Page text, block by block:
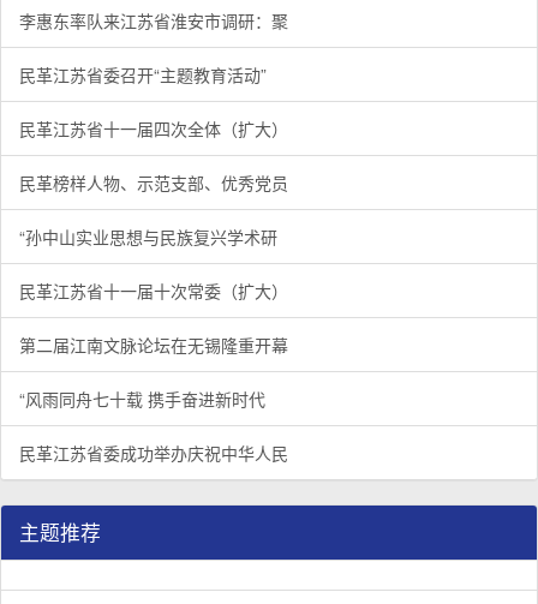
李惠东率队来江苏省淮安市调研：聚
民革江苏省委召开“主题教育活动”
民革江苏省十一届四次全体（扩大）
民革榜样人物、示范支部、优秀党员
“孙中山实业思想与民族复兴学术研
民革江苏省十一届十次常委（扩大）
第二届江南文脉论坛在无锡隆重开幕
“风雨同舟七十载 携手奋进新时代
民革江苏省委成功举办庆祝中华人民
主题推荐